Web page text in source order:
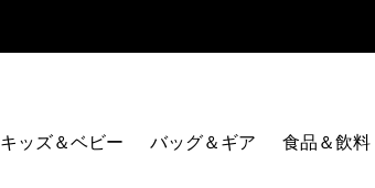
キッズ＆ベビー バッグ＆ギア 食品＆飲料